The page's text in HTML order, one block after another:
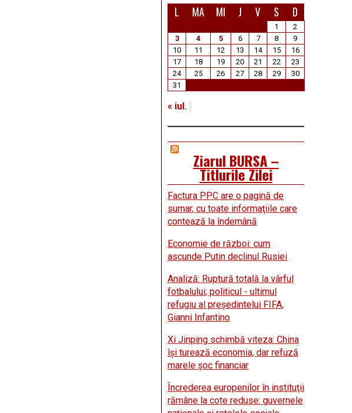
L MA MI J V S D
1
2
3
4 5 6 7 8
9
10
11 12 13 14 15
16
17
18 19 20 21 22
23
24
25 26 27 28 29
30
31
« iul.
Ziarul BURSA –
Titlurile Zilei
Factura PPC are o pagină de
sumar, cu toate informaţiile care
contează la îndemână
Economie de război: cum
ascunde Putin declinul Rusiei
Analiză: Ruptură totală la vârful
fotbalului; politicul - ultimul
refugiu al preşedintelui FIFA,
Gianni Infantino
Xi Jinping schimbă viteza: China
îşi turează economia, dar refuză
marele şoc financiar
Încrederea europenilor în instituţii
rămâne la cote reduse: guvernele